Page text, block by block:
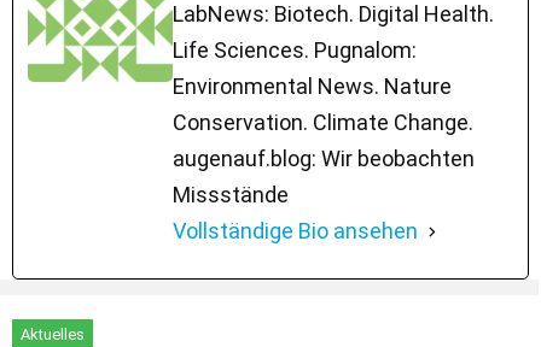
LabNews: Biotech. Digital Health.
Life Sciences. Pugnalom:
Environmental News. Nature
Conservation. Climate Change.
augenauf.blog: Wir beobachten
Missstände
Vollständige Bio ansehen
Aktuelles